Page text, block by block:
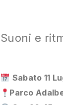
Suoni e
Sabato 11
Parco